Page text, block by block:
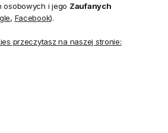
osobowych i jego Zaufanych
, Facebook).
przeczytasz na naszej stronie: